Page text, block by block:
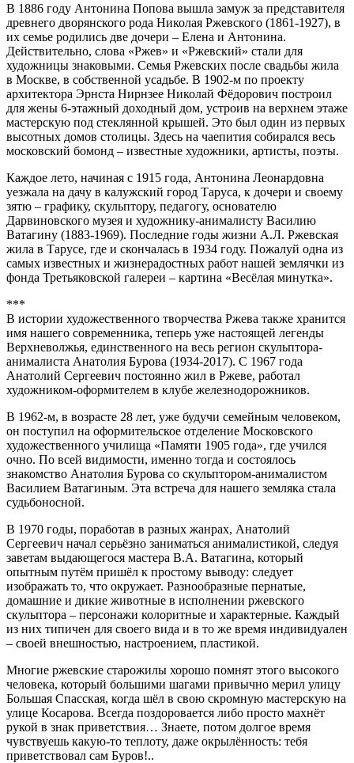
В 1886 году Антонина Попова вышла замуж за представителя
древнего дворянского рода Николая Ржевского (1861-1927), в
их семье родились две дочери – Елена и Антонина.
Действительно, слова «Ржев» и «Ржевский» стали для
художницы знаковыми. Семья Ржевских после свадьбы жила
в Москве, в собственной усадьбе. В 1902-м по проекту
архитектора Эрнста Нирнзее Николай Фёдорович построил
для жены 6-этажный доходный дом, устроив на верхнем этаже
мастерскую под стеклянной крышей. Это был один из первых
высотных домов столицы. Здесь на чаепития собирался весь
московский бомонд – известные художники, артисты, поэты.
Каждое лето, начиная с 1915 года, Антонина Леонардовна
уезжала на дачу в калужский город Таруса, к дочери и своему
зятю – графику, скульптору, педагогу, основателю
Дарвиновского музея и художнику-анималисту Василию
Ватагину (1883-1969). Последние годы жизни А.Л. Ржевская
жила в Тарусе, где и скончалась в 1934 году. Пожалуй одна из
самых известных и жизнерадостных работ нашей землячки из
фонда Третьяковской галереи – картина «Весёлая минутка».
***
В истории художественного творчества Ржева также хранится
имя нашего современника, теперь уже настоящей легенды
Верхневолжья, единственного на весь регион скульптора-
анималиста Анатолия Бурова (1934-2017). С 1967 года
Анатолий Сергеевич постоянно жил в Ржеве, работал
художником-оформителем в клубе железнодорожников.
В 1962-м, в возрасте 28 лет, уже будучи семейным человеком,
он поступил на оформительское отделение Московского
художественного училища «Памяти 1905 года», где учился
очно. По всей видимости, именно тогда и состоялось
знакомство Анатолия Бурова со скульптором-анималистом
Василием Ватагиным. Эта встреча для нашего земляка стала
судьбоносной.
В 1970 годы, поработав в разных жанрах, Анатолий
Сергеевич начал серьёзно заниматься анималистикой, следуя
заветам выдающегося мастера В.А. Ватагина, который
опытным путём пришёл к простому выводу: следует
изображать то, что окружает. Разнообразные пернатые,
домашние и дикие животные в исполнении ржевского
скульптора – персонажи колоритные и характерные. Каждый
из них типичен для своего вида и в то же время индивидуален
– своей внешностью, настроением, пластикой.
Многие ржевские старожилы хорошо помнят этого высокого
человека, который большими шагами привычно мерил улицу
Большая Спасская, когда шёл в свою скромную мастерскую на
улице Косарова. Всегда поздоровается либо просто махнёт
рукой в знак приветствия… Знаете, потом долгое время
чувствуешь какую-то теплоту, даже окрылённость: тебя
приветствовал сам Буров!..